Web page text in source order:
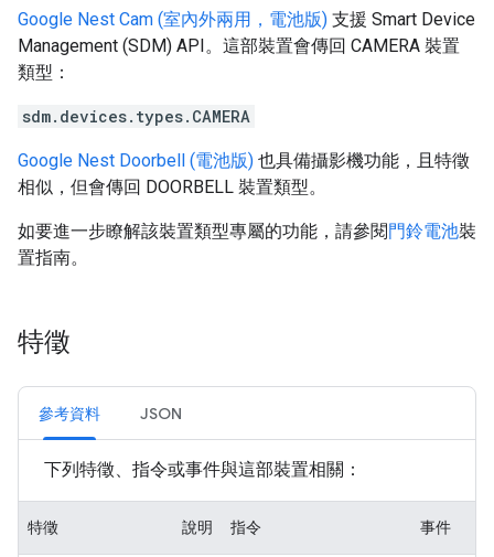
Google Nest Cam (室內外兩用，電池版) 支援 Smart Device
Management (SDM) API。這部裝置會傳回 CAMERA 裝置
類型：
sdm.devices.types.CAMERA
Google Nest Doorbell (電池版) 也具備攝影機功能，且特徵
相似，但會傳回 DOORBELL 裝置類型。
如要進一步瞭解該裝置類型專屬的功能，請參閱門鈴電池裝
置指南。
特徵
參考資料 JSON
下列特徵、指令或事件與這部裝置相關：
特徵 說明 指令 事件